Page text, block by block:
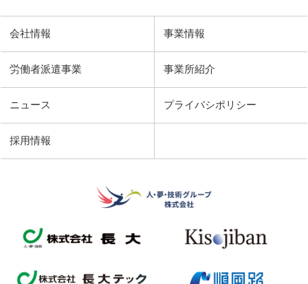
会社情報 事業情報
労働者派遣事業 事業所紹介
ニュース
採用情報
プライバシポリシー